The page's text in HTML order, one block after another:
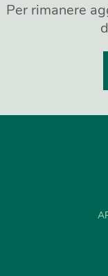
Per rimanere